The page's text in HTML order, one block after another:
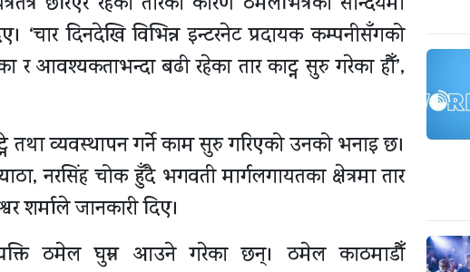
‘चार दिनदेखि विभिन्न इन्टरनेट प्रदायक कम्पनीसँगको
र आवश्यकताभन्दा बढी रहेका तार काट्न सुरु गरेका हौँ’,
तथा व्यवस्थापन गर्ने काम सुरु गरिएको उनको भनाइ छ।
नरसिंह चोक हुँदै भगवती मार्गलगायतका क्षेत्रमा तार
शर्माले जानकारी दिए।
ठमेल घुम्न आउने गरेका छन्। ठमेल काठमाडौँ